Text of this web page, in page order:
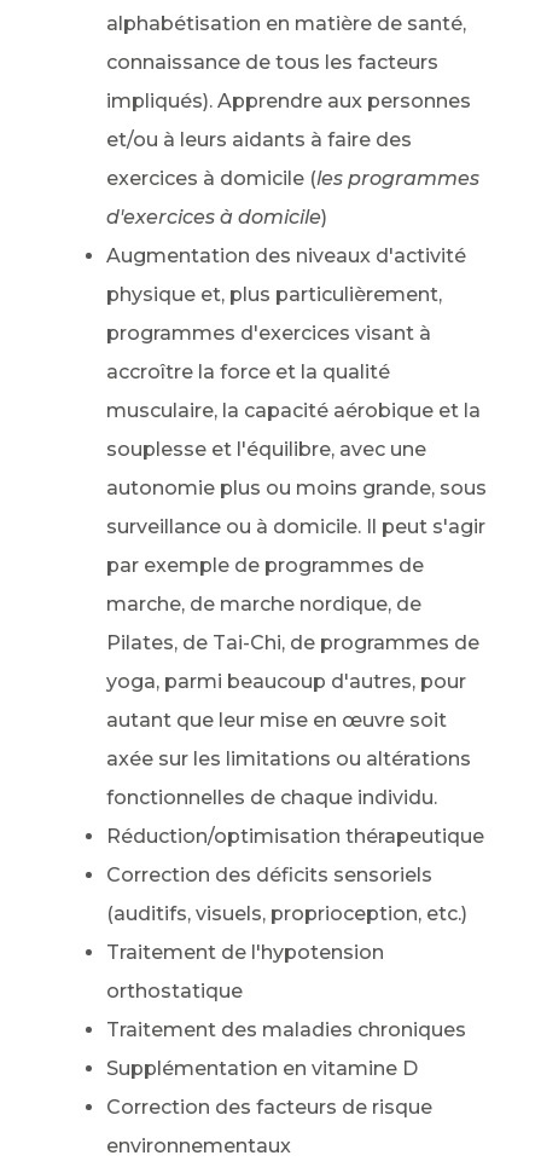
alphabétisation en matière de santé,
connaissance de tous les facteurs
impliqués). Apprendre aux personnes
et/ou à leurs aidants à faire des
exercices à domicile (les programmes
d'exercices à domicile)
Augmentation des niveaux d'activité
physique et, plus particulièrement,
programmes d'exercices visant à
accroître la force et la qualité
musculaire, la capacité aérobique et la
souplesse et l'équilibre, avec une
autonomie plus ou moins grande, sous
surveillance ou à domicile. Il peut s'agir
par exemple de programmes de
marche, de marche nordique, de
Pilates, de Tai-Chi, de programmes de
yoga, parmi beaucoup d'autres, pour
autant que leur mise en œuvre soit
axée sur les limitations ou altérations
fonctionnelles de chaque individu.
Réduction/optimisation thérapeutique
Correction des déficits sensoriels
(auditifs, visuels, proprioception, etc.)
Traitement de l'hypotension
orthostatique
Traitement des maladies chroniques
Supplémentation en vitamine D
Correction des facteurs de risque
environnementaux